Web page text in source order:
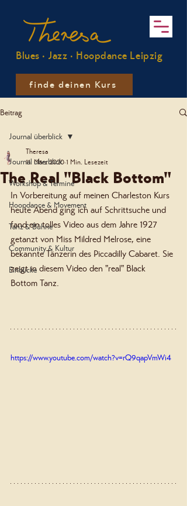
finde deinen Kurs
Blues · Jazz · Hoopdance Leipzig
Beitrag
Journal überblick
Workshop & Termine
Hoopdance & Movement
Tanz & Bühne
Community & Kultur
Einblicke
Journal überblick
The Real "Black Bottom"
Theresa
11. März 2020 1 Min. Lesezeit
In Vorbereitung auf meinen Charleston Kurs
heute Abend ging ich auf Schrittsuche und
fand ein tolles Video aus dem Jahre 1927
getanzt von Miss Mildred Melrose, eine
bekannte Tänzerin des Piccadilly Cabaret. Sie
zeigt in diesem Video den "real" Black
Bottom Tanz.
https://www.youtube.com/watch?v=rQ9qapVmWi4